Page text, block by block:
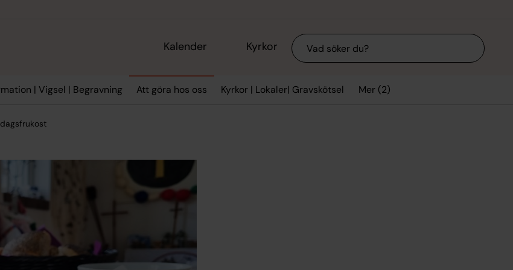
Kalender Kyrkor Sök
| Vigsel | Begravning Att göra hos oss Kyrkor | Lokaler| Gravskötsel Mer (2)